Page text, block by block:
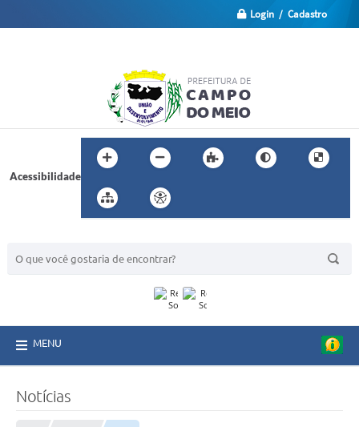
Login / Cadastro
Acessibilidade
MENU
Notícias